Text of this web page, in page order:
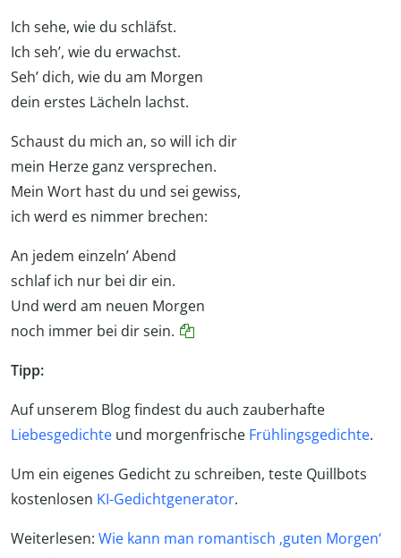
Ich sehe, wie du schläfst.
Ich seh’, wie du erwachst.
Seh’ dich, wie du am Morgen
dein erstes Lächeln lachst.
Schaust du mich an, so will ich dir
mein Herze ganz versprechen.
Mein Wort hast du und sei gewiss,
ich werd es nimmer brechen:
An jedem einzeln’ Abend
schlaf ich nur bei dir ein.
Und werd am neuen Morgen
noch immer bei dir sein.
Tipp:
Auf unserem Blog findest du auch zauberhafte
Liebesgedichte und morgenfrische Frühlingsgedichte.
Um ein eigenes Gedicht zu schreiben, teste Quillbots
kostenlosen KI-Gedichtgenerator.
Weiterlesen: Wie kann man romantisch ‚guten Morgen‘